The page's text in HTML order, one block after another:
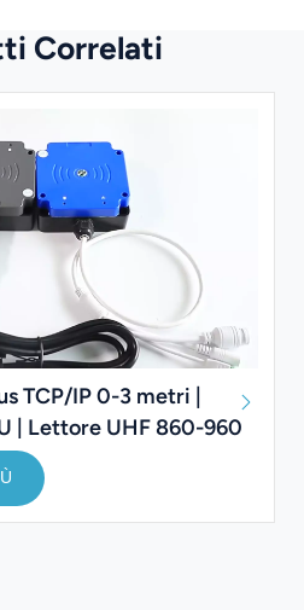
Correlati
TCP/IP 0-3 metri |
| Lettore UHF 860-960